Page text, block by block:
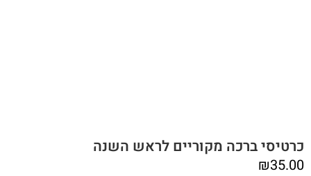
כרטיסי ברכה מקוריים לראש השנה
₪35.00